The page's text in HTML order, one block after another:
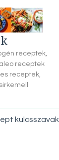
receptek,
receptek
receptek,
kulcsszavak